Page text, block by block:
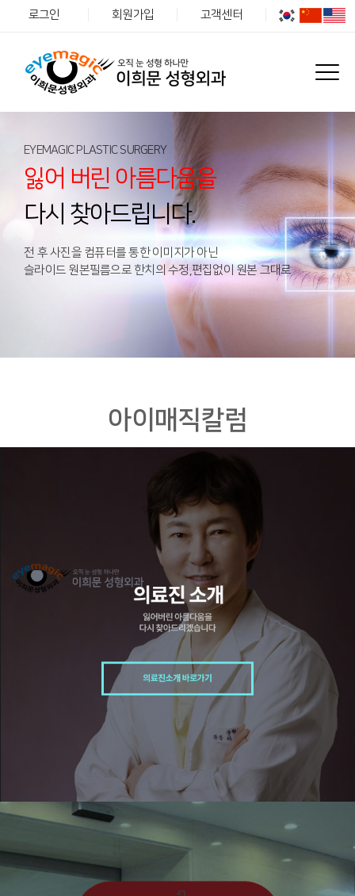
로그인 회원가입 고객센터
EYEMAGIC PLASTIC SURGERY
잃어 버린 아름다움을
다시 찾아드립니다.
전 후 사진을 컴퓨터를 통한 이미지가 아닌
슬라이드 원본필름으로 한치의 수정,편집없이 원본 그대로
아이매직칼럼